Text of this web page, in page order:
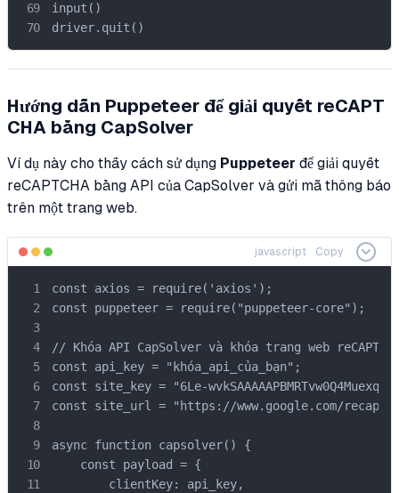
input()
driver.quit()
Hướng dẫn Puppeteer để giải quyết reCAPT
CHA bằng CapSolver
Ví dụ này cho thấy cách sử dụng Puppeteer để giải quyết
reCAPTCHA bằng API của CapSolver và gửi mã thông báo
trên một trang web.
javascript Copy
const axios = require('axios');
const puppeteer = require("puppeteer-core");
// Khóa API CapSolver và khóa trang web
const api_key = "khóa_api_của_bạn";
const site_key = "6Le-
const site_url = "https://www.google.com/
async function capsolver() {
    const payload = {
        clientKey: api_key,